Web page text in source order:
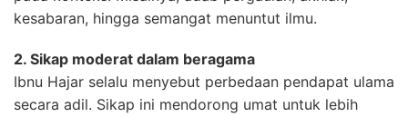
kesabaran, hingga semangat menuntut ilmu.
2. Sikap moderat dalam beragama
Ibnu Hajar selalu menyebut perbedaan pendapat ulama
secara adil. Sikap ini mendorong umat untuk lebih